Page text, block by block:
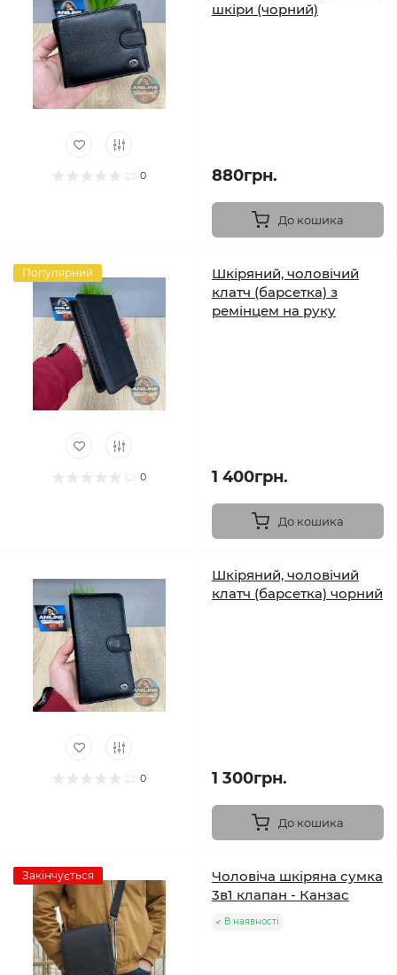
0
шкіри (чорний)
880грн.
До кошика
Популярний
0
Шкіряний, чоловічий
клатч (барсетка) з
ремінцем на руку
1 400грн.
До кошика
0
Шкіряний, чоловічий
клатч (барсетка) чорний
1 300грн.
До кошика
Закінчується
Чоловіча шкіряна сумка
3в1 клапан - Канзас
В наявності